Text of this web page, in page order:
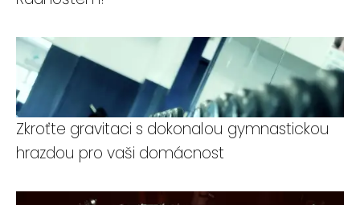
Zkroťte gravitaci s dokonalou gymnastickou
hrazdou pro vaši domácnost